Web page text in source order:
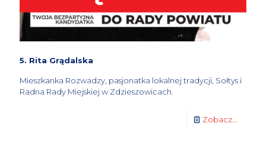
5. Rita Grądalska
Mieszkanka Rozwadzy, pasjonatka lokalnej tradycji, Sołtys i
Radna Rady Miejskiej w Zdzieszowicach.
Zobacz...